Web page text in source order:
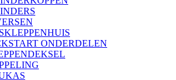
ONDERDELEN